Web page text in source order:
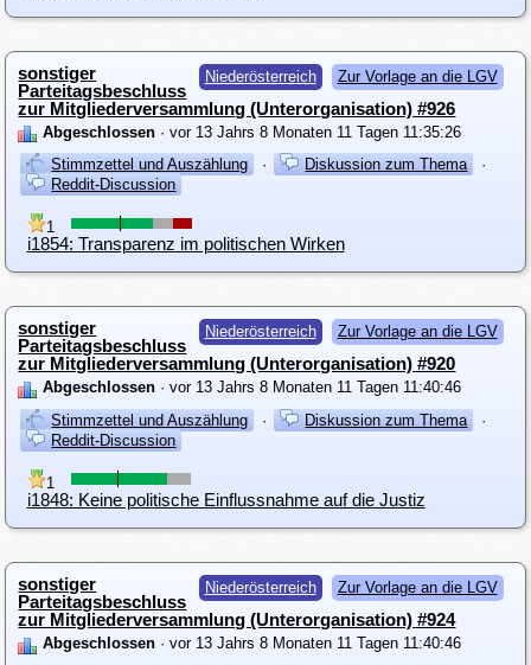
Niederösterreich Zur Vorlage an die LGV
sonstiger
Parteitagsbeschluss
zur Mitgliederversammlung (Unterorganisation) #926
Abgeschlossen · vor 13 Jahrs 8 Monaten 11 Tagen 11:35:26
Stimmzettel und Auszählung
· Diskussion zum Thema
·
Reddit-Discussion
1
i1854: Transparenz im politischen Wirken
Niederösterreich Zur Vorlage an die LGV
sonstiger
Parteitagsbeschluss
zur Mitgliederversammlung (Unterorganisation) #920
Abgeschlossen · vor 13 Jahrs 8 Monaten 11 Tagen 11:40:46
Stimmzettel und Auszählung
· Diskussion zum Thema
·
Reddit-Discussion
1
i1848: Keine politische Einflussnahme auf die Justiz
Niederösterreich Zur Vorlage an die LGV
sonstiger
Parteitagsbeschluss
zur Mitgliederversammlung (Unterorganisation) #924
Abgeschlossen · vor 13 Jahrs 8 Monaten 11 Tagen 11:40:46